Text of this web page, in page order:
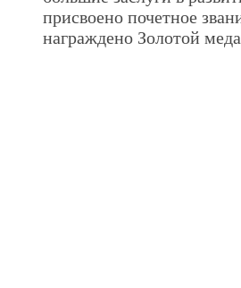
присвоено почетное
награждено Золотой